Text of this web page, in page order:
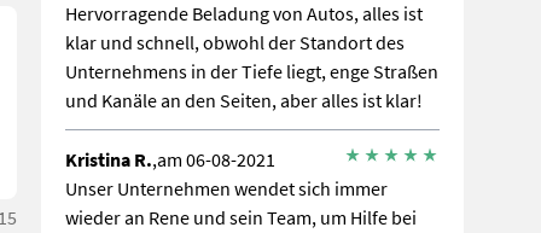
Hervorragende Beladung von Autos, alles ist
klar und schnell, obwohl der Standort des
Unternehmens in der Tiefe liegt, enge Straßen
und Kanäle an den Seiten, aber alles ist klar!
Kristina R.,am 06-08-2021
Unser Unternehmen wendet sich immer
wieder an Rene und sein Team, um Hilfe bei